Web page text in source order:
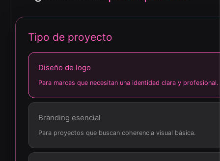
Tipo de proyecto
Diseño de logo
Para marcas que necesitan una identidad clara y profesional.
Branding esencial
Para proyectos que buscan coherencia visual básica.